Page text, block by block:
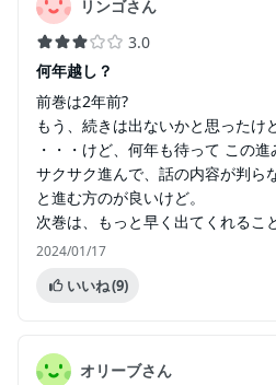
リンゴさん
3.0
何年越し？
前巻は2年前?
もう、続きは出ないかと思ったけ
・・・けど、何年も待って この進
サクサク進んで、話の内容が判ら
と進む方のが良いけど。
次巻は、もっと早く出てくれるこ
2024/01/17
いいね(9)
オリーブさん